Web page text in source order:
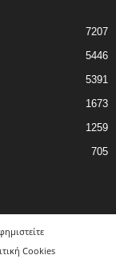
7207
5446
5391
1673
1259
705
Cookies